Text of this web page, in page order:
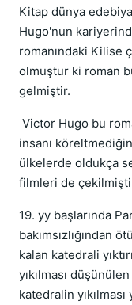
Kitap dünya
Hugo'nun
romanındaki Kilise
olmuştur ki roman
gelmiştir.
Victor Hugo bu
insanı
ülkelerde oldukça
filmleri de
19. yy başlarında
bakımsızlığından
kalan katedrali
yıkılması
katedralin